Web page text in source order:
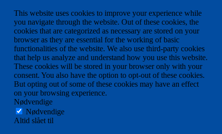
This website uses cookies to improve your experience while
you navigate through the website. Out of these cookies, the
cookies that are categorized as necessary are stored on your
browser as they are essential for the working of basic
functionalities of the website. We also use third-party cookies
that help us analyze and understand how you use this website.
These cookies will be stored in your browser only with your
consent. You also have the option to opt-out of these cookies.
But opting out of some of these cookies may have an effect
on your browsing experience.
Nødvendige
Nødvendige
Altid slået til